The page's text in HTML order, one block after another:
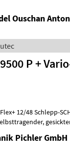
Ouschan Anton
P +
12/48 Schlepp-
Pichler GmbH